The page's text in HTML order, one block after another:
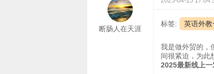
断肠人在天涯
标签: 英语外
我是做外贸的，
间很紧迫，为此
2025最新线上